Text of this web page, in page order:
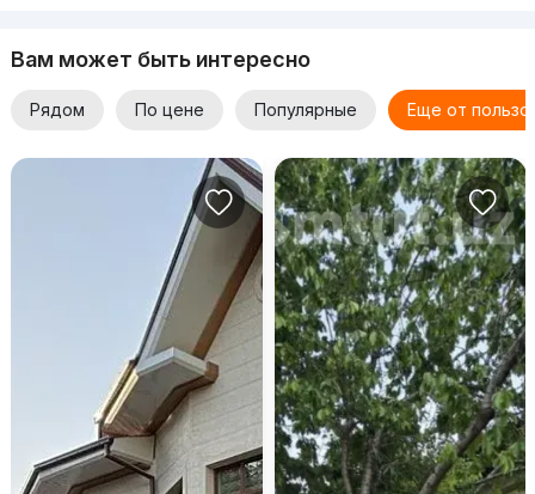
Вам может быть интересно
Рядом По цене Популярные Еще от